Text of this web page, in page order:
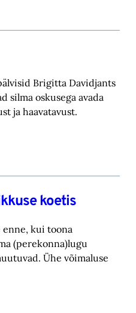
Brigitta Davidjants
silma oskusega avada
ja haavatavust.
koetis
enne, kui toona
(perekonna)lugu
Ühe võimaluse